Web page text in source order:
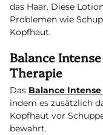
das Haar. Diese
Problemen wie
Kopfhaut.
Balance
Therapie
Das Balance
indem es zusätzlich
Kopfhaut vor
bewahrt.